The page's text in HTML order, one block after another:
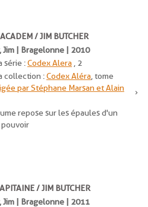
/ JIM BUTCHER
Jim | Bragelonne | 2010
série :Codex Alera , 2
collection :Codex Aléra , tome
par Stéphane Marsan et Alain
repose sur les épaules d'un
pouvoir
/ JIM BUTCHER
Jim | Bragelonne | 2011